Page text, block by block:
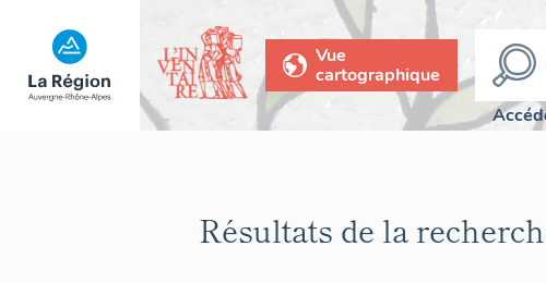
Vue
cartographique
Résultats de la